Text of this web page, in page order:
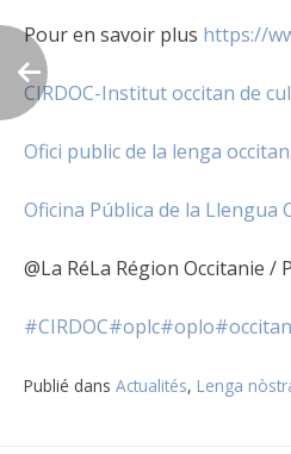
Pour en savoir plus https://
CIRDOC-Institut occitan de
Ofici public de la lenga
Oficina Pública de la Llengua
@La RéLa Région Occitanie
#CIRDOC#oplc#oplo
Publié dans Actualités, Lenga